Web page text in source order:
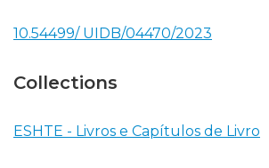
10.54499/ UIDB/04470/2023
Collections
ESHTE - Livros e Capítulos de Livro